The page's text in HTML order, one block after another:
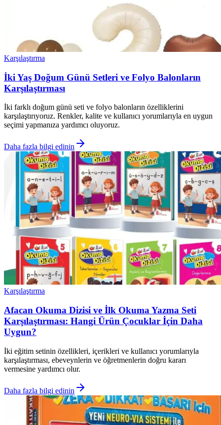
Karşılaştırma
İki Yaş Doğum Günü Setleri ve Folyo Balonların
Karşılaştırması
İki farklı doğum günü seti ve folyo balonların özelliklerini
karşılaştırıyoruz. Renkler, kalite ve kullanıcı yorumlarıyla en uygun
seçimi yapmanıza yardımcı oluyoruz.
Daha fazla bilgi edinin
Karşılaştırma
Afacan Okuma Dizisi ve İlk Okuma Yazma Seti
Karşılaştırması: Hangi Ürün Çocuklar İçin Daha
Uygun?
İki eğitim setinin özellikleri, içerikleri ve kullanıcı yorumlarıyla
karşılaştırması, ebeveynlerin ve öğretmenlerin doğru kararı
vermesine yardımcı olur.
Daha fazla bilgi edinin